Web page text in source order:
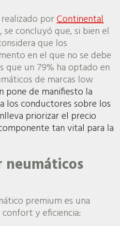
porContinental
, se concluyó que, si bien el
que los
en el que no se debe
que un 79% ha optado en
de marcas low
pone de manifiesto la
los conductores sobre los
priorizar el precio
tan vital para la
neumáticos
premium es una
y eficiencia: